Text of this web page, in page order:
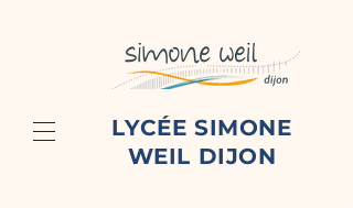
LYCÉE SIMONE
WEIL DIJON